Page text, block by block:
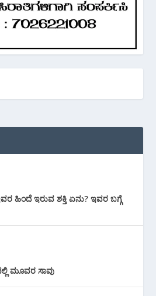
ಹಿಂದೆ ಇರುವ ಶಕ್ತಿ ಏನು? ಇವರ ಬಗ್ಗೆ
ಮೂವರ ಸಾವು